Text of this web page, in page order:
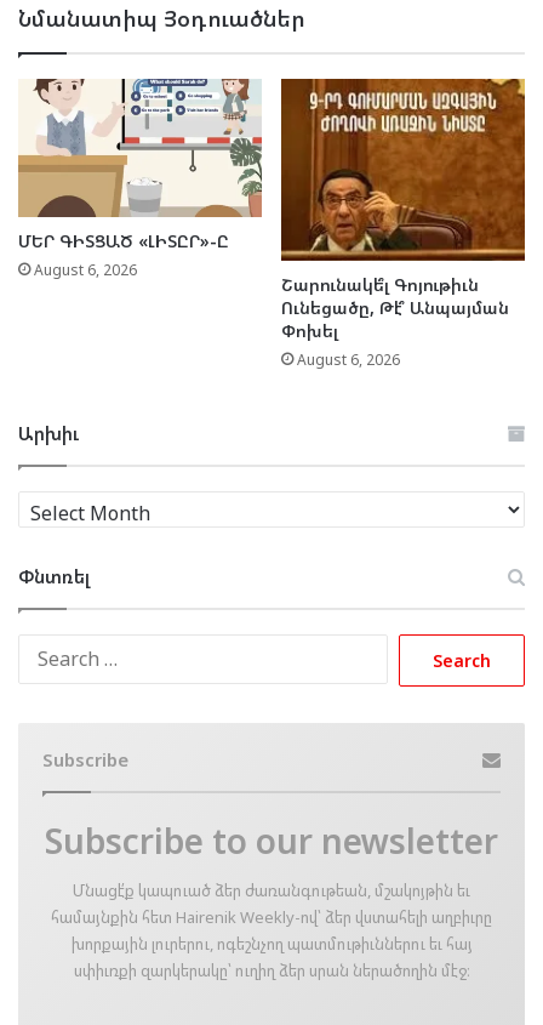
Նմանատիպ Յօդուածներ
ՄԵՐ ԳԻՏՑԱԾ «ԼԻՏԸՐ»-Ը
August 6, 2026
Շարունակե՞լ Գոյութիւն
Ունեցածը, Թէ՞ Անպայման
Փոխել
August 6, 2026
Արխիւ
Արխիւ
Փնտռել
Subscribe
Subscribe to our newsletter
Մնացէ՛ք կապուած ձեր ժառանգութեան, մշակոյթին եւ
համայնքին հետ Hairenik Weekly-ով՝ ձեր վստահելի աղբիւրը
խորքային լուրերու, ոգեշնչող պատմութիւններու եւ հայ
սփիւռքի զարկերակը՝ ուղիղ ձեր սրան ներածողին մէջ։